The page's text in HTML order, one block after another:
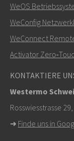
+46 16 42
Support zu
WeOS
WeConfig
WeConnect
Activator
KONTAKTIERE
Westermo
Rosswiesstrasse
➜ Finde uns in